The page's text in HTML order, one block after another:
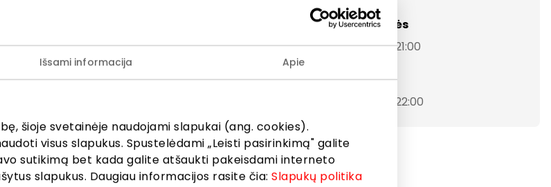
Išsami informacija Apie
šioje svetainėje naudojami slapukai (ang. cookies).
visus slapukus. Spustelėdami „Leisti pasirinkimą" galite
sutikimą bet kada galite atšaukti pakeisdami interneto
slapukus. Daugiau informacijos rasite čia:Slapukų politika
Parduotuvės
I-VII 10:00 – 21:00
Restoranai
I-VII 10:00 – 22:00